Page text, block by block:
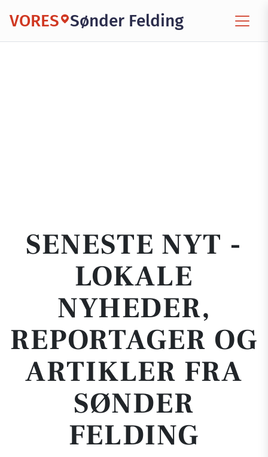
VORES Sønder Felding
SENESTE NYT -
LOKALE
NYHEDER,
REPORTAGER OG
ARTIKLER FRA
SØNDER
FELDING